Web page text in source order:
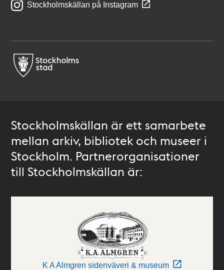
Stockholmskällan på Instagram
Stockholmskällan är ett samarbete
mellan arkiv, bibliotek och museer i
Stockholm. Partnerorganisationer
till Stockholmskällan är:
K A Almgren sidenväveri & museum